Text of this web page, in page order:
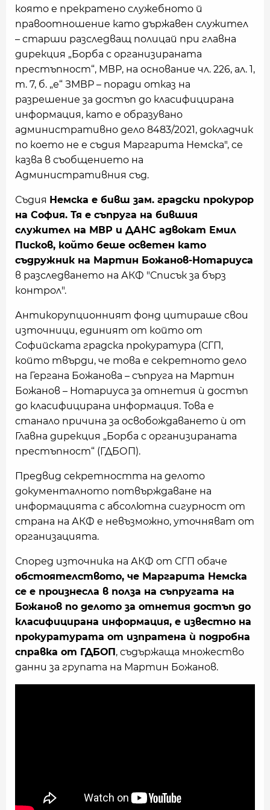
която е прекратено служебното й
правоотношение като държавен служител
– старши разследващ полицай при главна
дирекция „Борба с организираната
престъпност“, МВР, на основание чл. 226, ал. 1,
т. 7, б. „е“ ЗМВР – поради отказ на
разрешение за достъп до класифицирана
информация, като е образувано
административно дело 8483/2021, докладчик
по което не е съдия Маргарита Немска", се
казва в съобщението на
Административния съд.
Съдия Немска е бивш зам. градски прокурор
на София. Тя е съпруга на бившия
служител на МВР и ДАНС адвокат Емил
Писков, който беше осветен като
съдружник на Мартин Божанов-Нотариуса
в разследването на АКФ "Списък за бърз
контрол".
Антикорупционният фонд цитираше свои
източници, единият от който от
Софийската градска прокуратура (СГП,
който твърди, че това е секретното дело
на Гергана Божанова – съпруга на Мартин
Божанов – Нотариуса за отнетия ѝ достъп
до класифицирана информация. Това е
станало причина за освобождаването ѝ от
Главна дирекция „Борба с организираната
престъпност“ (ГДБОП).
Предвид секретността на делото
документалното потвърждаване на
информацията с абсолютна сигурност от
страна на АКФ е невъзможно, уточняват от
организацията.
Според източника на АКФ от СГП обаче
обстоятелството, че Маргарита Немска
се е произнесла в полза на съпругата на
Божанов по делото за отнетия достъп до
класифицирана информация, е известно на
прокуратурата от изпратена ѝ подробна
справка от ГДБОП, съдържаща множество
данни за групата на Мартин Божанов.